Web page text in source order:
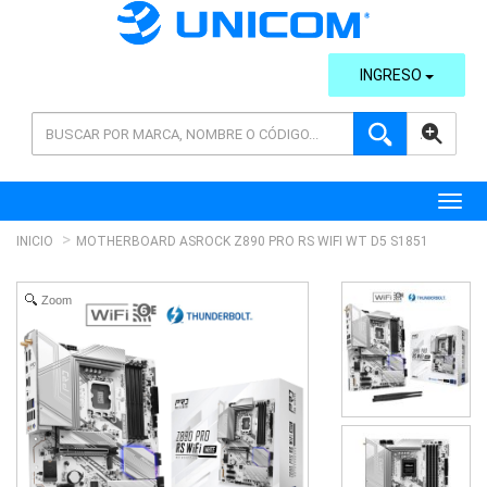
AVANZADA
INGRESO
INICIO MOTHERBOARD ASROCK Z890 PRO RS WIFI WT D5 S1851
Zoom